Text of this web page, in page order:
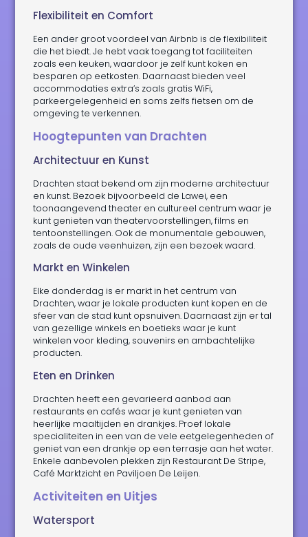
Flexibiliteit en Comfort
Een ander groot voordeel van Airbnb is de flexibiliteit
die het biedt. Je hebt vaak toegang tot faciliteiten
zoals een keuken, waardoor je zelf kunt koken en
besparen op eetkosten. Daarnaast bieden veel
accommodaties extra’s zoals gratis WiFi,
parkeergelegenheid en soms zelfs fietsen om de
omgeving te verkennen.
Hoogtepunten van Drachten
Architectuur en Kunst
Drachten staat bekend om zijn moderne architectuur
en kunst. Bezoek bijvoorbeeld de Lawei, een
toonaangevend theater en cultureel centrum waar je
kunt genieten van theatervoorstellingen, films en
tentoonstellingen. Ook de monumentale gebouwen,
zoals de oude veenhuizen, zijn een bezoek waard.
Markt en Winkelen
Elke donderdag is er markt in het centrum van
Drachten, waar je lokale producten kunt kopen en de
sfeer van de stad kunt opsnuiven. Daarnaast zijn er tal
van gezellige winkels en boetieks waar je kunt
winkelen voor kleding, souvenirs en ambachtelijke
producten.
Eten en Drinken
Drachten heeft een gevarieerd aanbod aan
restaurants en cafés waar je kunt genieten van
heerlijke maaltijden en drankjes. Proef lokale
specialiteiten in een van de vele eetgelegenheden of
geniet van een drankje op een terrasje aan het water.
Enkele aanbevolen plekken zijn Restaurant De Stripe,
Café Marktzicht en Paviljoen De Leijen.
Activiteiten en Uitjes
Watersport